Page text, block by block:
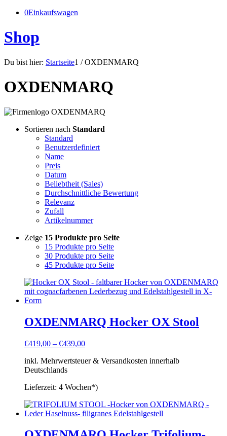
0Einkaufswagen
Shop
Du bist hier: Startseite1 / OXDENMARQ
OXDENMARQ
Sortieren nach Standard
Standard
Benutzerdefiniert
Name
Preis
Datum
Beliebtheit (Sales)
Durchschnittliche Bewertung
Relevanz
Zufall
Artikelnummer
Zeige 15 Produkte pro Seite
15 Produkte pro Seite
30 Produkte pro Seite
45 Produkte pro Seite
OXDENMARQ Hocker OX Stool
€419,00 – €439,00
inkl. Mehrwertsteuer & Versandkosten innerhalb
Deutschlands
Lieferzeit: 4 Wochen*)